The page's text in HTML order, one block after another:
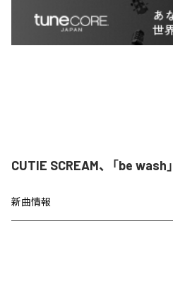
CUTIE SCREAM、「be wash
新曲情報